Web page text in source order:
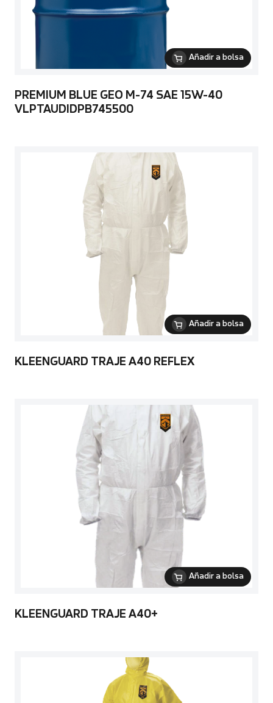
Añadir a bolsa
PREMIUM BLUE GEO M-74 SAE 15W-40
VLPTAUDIDPB745500
Añadir a bolsa
KLEENGUARD TRAJE A40 REFLEX
Añadir a bolsa
KLEENGUARD TRAJE A40+